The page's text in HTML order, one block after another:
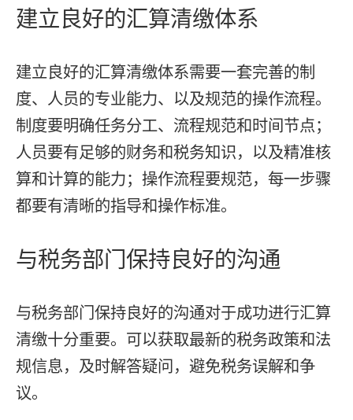
建立良好的汇算清缴体系
建立良好的汇算清缴体系需要一套完善的制
度、人员的专业能力、以及规范的操作流程。
制度要明确任务分工、流程规范和时间节点；
人员要有足够的财务和税务知识，以及精准核
算和计算的能力；操作流程要规范，每一步骤
都要有清晰的指导和操作标准。
与税务部门保持良好的沟通
与税务部门保持良好的沟通对于成功进行汇算
清缴十分重要。可以获取最新的税务政策和法
规信息，及时解答疑问，避免税务误解和争
议。